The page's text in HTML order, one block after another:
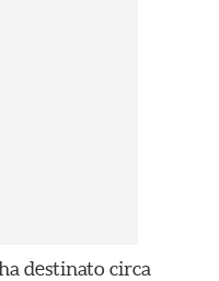
destinato circa